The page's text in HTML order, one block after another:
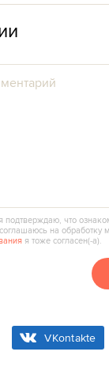
что
на обработку
я тоже согласен(‑а).
VKontakte